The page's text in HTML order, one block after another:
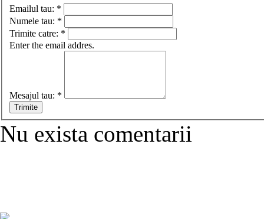
Emailul tau: *
Numele tau: *
Trimite catre: *
Enter the email addres.
Mesajul tau: *
Nu exista comentarii